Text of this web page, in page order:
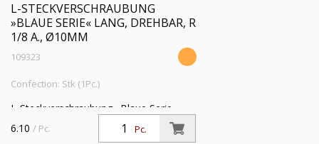
L-STECKVERSCHRAUBUNG
»BLAUE SERIE« LANG, DREHBAR, R
1/8 A., Ø10MM
109323
Confection: Stk (1Pc.)
L-Steckverschraubung »Blaue Serie«
lang, drehbar, R 1/8 a., f. Schlauch-
Außen-Ø 10 mm, Arbeitsdr. max. 15 bar,
Pc.
6.10 / Pc.